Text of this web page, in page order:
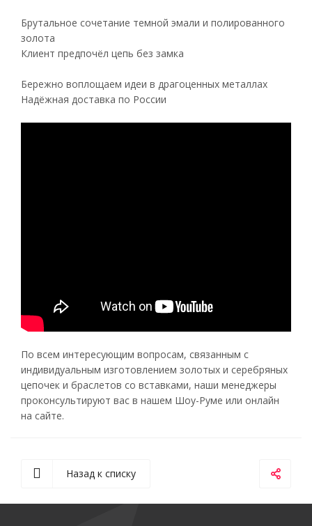
Брутальное сочетание темной эмали и полированного
золота
Клиент предпочёл цепь без замка
Бережно воплощаем идеи в драгоценных металлах
Надёжная доставка по России
По всем интересующим вопросам, связанным с
индивидуальным изготовлением золотых и серебряных
цепочек и браслетов со вставками, наши менеджеры
проконсультируют вас в нашем Шоу-Руме или онлайн
на сайте.
Назад к списку